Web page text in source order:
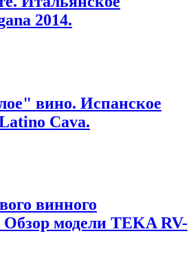
2014.
вино. Испанское
Cava.
винного
Обзор модели TEKA RV-